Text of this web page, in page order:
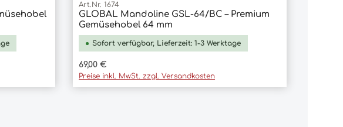
In den Warenkorb
Art.Nr. 1674
GLOBAL Mandoline GSL-64/BC – Premium
Gemüsehobel 64 mm
Sofort verfügbar, Lieferzeit: 1-3 Werktage
Regulärer Preis:
69,00 €
Preise inkl. MwSt. zzgl. Versandkosten